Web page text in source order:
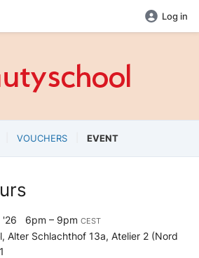
Log in
VOUCHERS EVENT
'26 6pm – 9pmCEST
Alter Schlachthof 13a, Atelier 2 (Nord